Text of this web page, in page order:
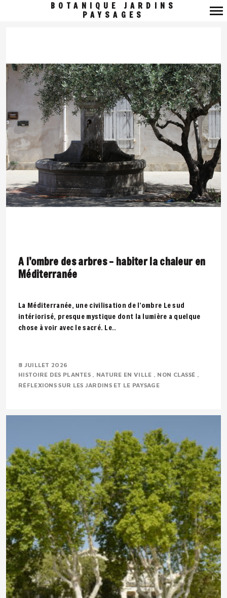
BOTANIQUE JARDINS
PAYSAGES
A l’ombre des arbres – habiter la chaleur en
Méditerranée
La Méditerranée, une civilisation de l’ombre Le sud
intériorisé, presque mystique dont la lumière a quelque
chose à voir avec le sacré. Le..
8 JUILLET 2026
HISTOIRE DES PLANTES
NATURE EN VILLE
NON CLASSÉ
RÉFLEXIONS SUR LES JARDINS ET LE PAYSAGE